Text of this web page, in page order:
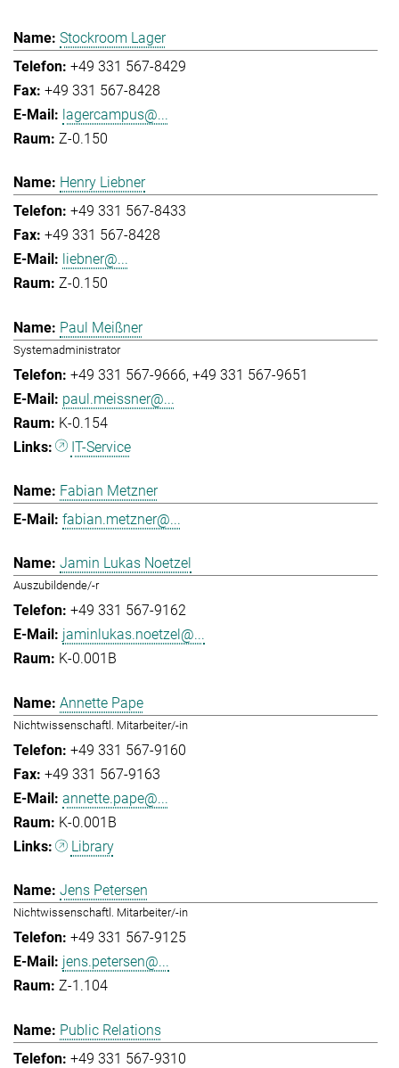
Stockroom Lager
+49 331 567-8429
+49 331 567-8428
lagercampus@...
Z-0.150
Henry Liebner
+49 331 567-8433
+49 331 567-8428
liebner@...
Z-0.150
Paul Meißner
Systemadministrator
+49 331 567-9666 +49 331 567-9651
paul.meissner@...
K-0.154
IT-Service
Fabian Metzner
fabian.metzner@...
Jamin Lukas Noetzel
Auszubildende/-r
+49 331 567-9162
jaminlukas.noetzel@...
K-0.001B
Annette Pape
Nichtwissenschaftl. Mitarbeiter/-in
+49 331 567-9160
+49 331 567-9163
annette.pape@...
K-0.001B
Library
Jens Petersen
Nichtwissenschaftl. Mitarbeiter/-in
+49 331 567-9125
jens.petersen@...
Z-1.104
Public Relations
+49 331 567-9310